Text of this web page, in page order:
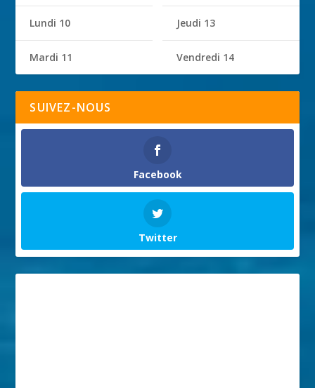
Lundi 10
Mardi 11
Jeudi 13
Vendredi 14
SUIVEZ-NOUS
Facebook
Twitter